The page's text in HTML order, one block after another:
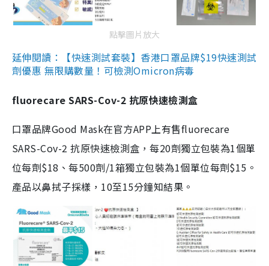
點擊圖片放大
延伸閱讀：【快速測試套裝】香港口罩品牌$19快速測試
劑優惠 無限購數量！可檢測Omicron病毒
fluorecare SARS-Cov-2 抗原快速檢測盒
口罩品牌Good Mask在官方APP上有售fluorecare
SARS-Cov-2 抗原快速檢測盒，每20劑獨立包裝為1個單
位每劑$18、每500劑/1箱獨立包裝為1個單位每劑$15。
產品以鼻拭子採樣，10至15分鐘知結果。